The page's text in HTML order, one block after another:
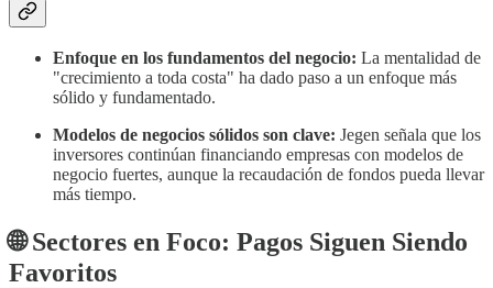
Enfoque en los fundamentos del negocio: La mentalidad de
"crecimiento a toda costa" ha dado paso a un enfoque más
sólido y fundamentado.
Modelos de negocios sólidos son clave: Jegen señala que los
inversores continúan financiando empresas con modelos de
negocio fuertes, aunque la recaudación de fondos pueda llevar
más tiempo.
🌐 Sectores en Foco: Pagos Siguen Siendo
Favoritos